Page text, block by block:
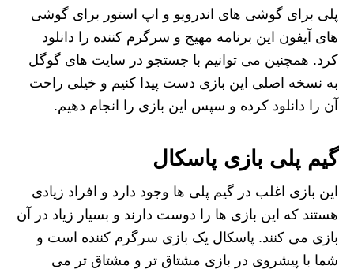
پلی برای گوشی های اندرویو و اپ استور برای گوشی
های آیفون این برنامه مهیج و سرگرم کننده را دانلود
کرد. همچنین می توانیم با جستجو در سایت های گوگل
به نسخه اصلی این بازی دست پیدا کنیم و خیلی راحت
آن را دانلود کرده و سپس این بازی را انجام دهیم.
گیم پلی بازی پاسکال
این بازی اغلب در گیم پلی ها وجود دارد و افراد زیادی
هستند که این بازی ها را دوست دارند و بسیار زیاد در آن
بازی می کنند. پاسکال یک بازی سرگرم کننده است و
شما با پیشروی در بازی مشتاق تر و مشتاق تر می